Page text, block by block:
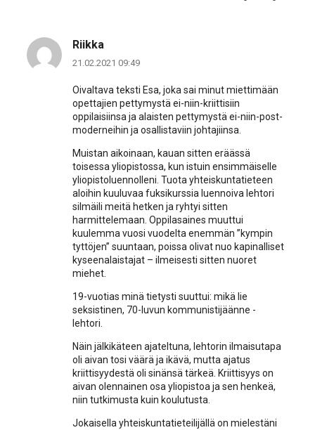
Riikka
21.02.2021 09:49
Oivaltava teksti Esa, joka sai minut miettimään
opettajien pettymystä ei-niin-kriittisiin
oppilaisiinsa ja alaisten pettymystä ei-niin-post-
moderneihin ja osallistaviin johtajiinsa.
Muistan aikoinaan, kauan sitten eräässä
toisessa yliopistossa, kun istuin ensimmäiselle
yliopistoluennolleni. Tuota yhteiskuntatieteen
aloihin kuuluvaa fuksikurssia luennoiva lehtori
silmäili meitä hetken ja ryhtyi sitten
harmittelemaan. Oppilasaines muuttui
kuulemma vuosi vuodelta enemmän ”kympin
tyttöjen” suuntaan, poissa olivat nuo kapinalliset
kyseenalaistajat – ilmeisesti sitten nuoret
miehet.
19-vuotias minä tietysti suuttui: mikä lie
seksistinen, 70-luvun kommunistijäänne -
lehtori.
Näin jälkikäteen ajateltuna, lehtorin ilmaisutapa
oli aivan tosi väärä ja ikävä, mutta ajatus
kriittisyydestä oli sinänsä tärkeä. Kriittisyys on
aivan olennainen osa yliopistoa ja sen henkeä,
niin tutkimusta kuin koulutusta.
Jokaisella yhteiskuntatieteilijällä on mielestäni